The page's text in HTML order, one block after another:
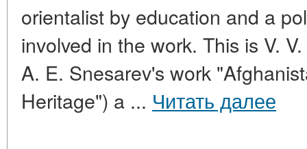
orientalist by education and a
involved in the work. This is V.
A. E. Snesarev's work
Heritage") a ... Читать далее